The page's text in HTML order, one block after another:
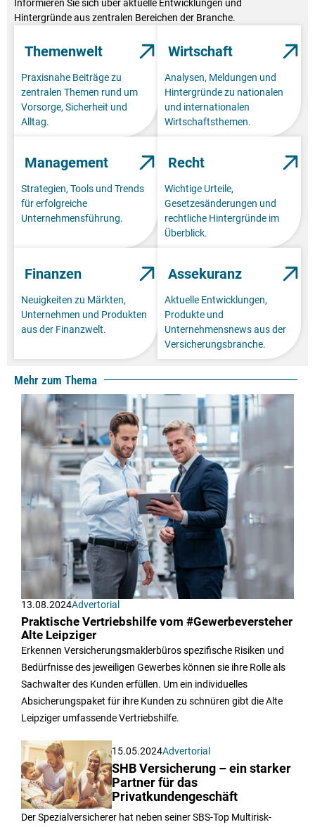
Informieren Sie sich über aktuelle Entwicklungen und
Hintergründe aus zentralen Bereichen der Branche.
Themenwelt
Praxisnahe Beiträge zu
zentralen Themen rund um
Vorsorge, Sicherheit und
Alltag.
Wirtschaft
Analysen, Meldungen und
Hintergründe zu nationalen
und internationalen
Wirtschaftsthemen.
Management
Strategien, Tools und Trends
für erfolgreiche
Unternehmensführung.
Recht
Wichtige Urteile,
Gesetzesänderungen und
rechtliche Hintergründe im
Überblick.
Finanzen
Neuigkeiten zu Märkten,
Unternehmen und Produkten
aus der Finanzwelt.
Assekuranz
Aktuelle Entwicklungen,
Produkte und
Unternehmensnews aus der
Versicherungsbranche.
Mehr zum Thema
13.08.2024Advertorial
Praktische Vertriebshilfe vom #Gewerbeversteher
Alte Leipziger
Erkennen Versicherungsmaklerbüros spezifische Risiken und
Bedürfnisse des jeweiligen Gewerbes können sie ihre Rolle als
Sachwalter des Kunden erfüllen. Um ein individuelles
Absicherungspaket für ihre Kunden zu schnüren gibt die Alte
Leipziger umfassende Vertriebshilfe.
15.05.2024Advertorial
SHB Versicherung – ein starker
Partner für das
Privatkundengeschäft
Der Spezialversicherer hat neben seiner SBS-Top Multirisk-